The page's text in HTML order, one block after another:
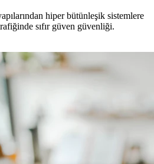
hiper bütünleşik sistemlere
sıfır güven güvenliği.